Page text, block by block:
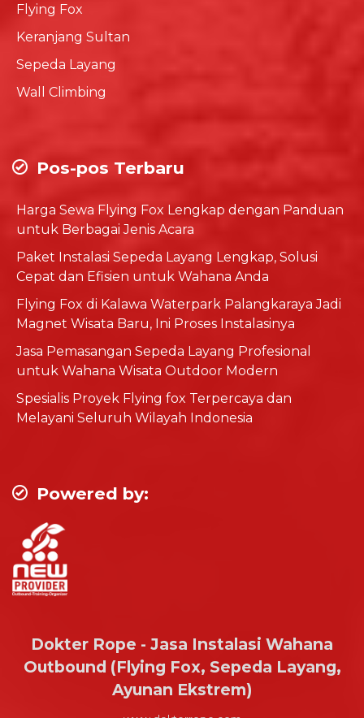
Flying Fox
Keranjang Sultan
Sepeda Layang
Wall Climbing
Pos-pos Terbaru
Harga Sewa Flying Fox Lengkap dengan Panduan
untuk Berbagai Jenis Acara
Paket Instalasi Sepeda Layang Lengkap, Solusi
Cepat dan Efisien untuk Wahana Anda
Flying Fox di Kalawa Waterpark Palangkaraya Jadi
Magnet Wisata Baru, Ini Proses Instalasinya
Jasa Pemasangan Sepeda Layang Profesional
untuk Wahana Wisata Outdoor Modern
Spesialis Proyek Flying fox Terpercaya dan
Melayani Seluruh Wilayah Indonesia
Powered by:
Dokter Rope - Jasa Instalasi Wahana
Outbound (Flying Fox, Sepeda Layang,
Ayunan Ekstrem)